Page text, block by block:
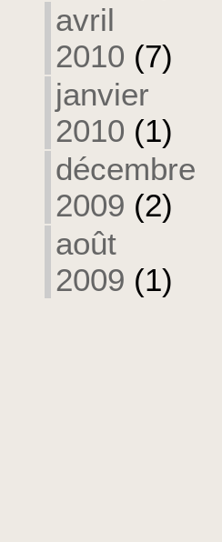
avril
2010 (7)
janvier
2010 (1)
décembre
2009 (2)
août
2009 (1)